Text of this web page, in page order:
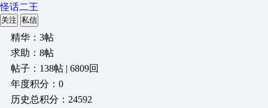
怪话二王
关注 私信
精华：3帖
求助：8帖
帖子：138帖 | 6809回
年度积分：0
历史总积分：24592